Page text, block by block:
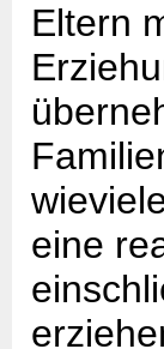
Eltern
eine